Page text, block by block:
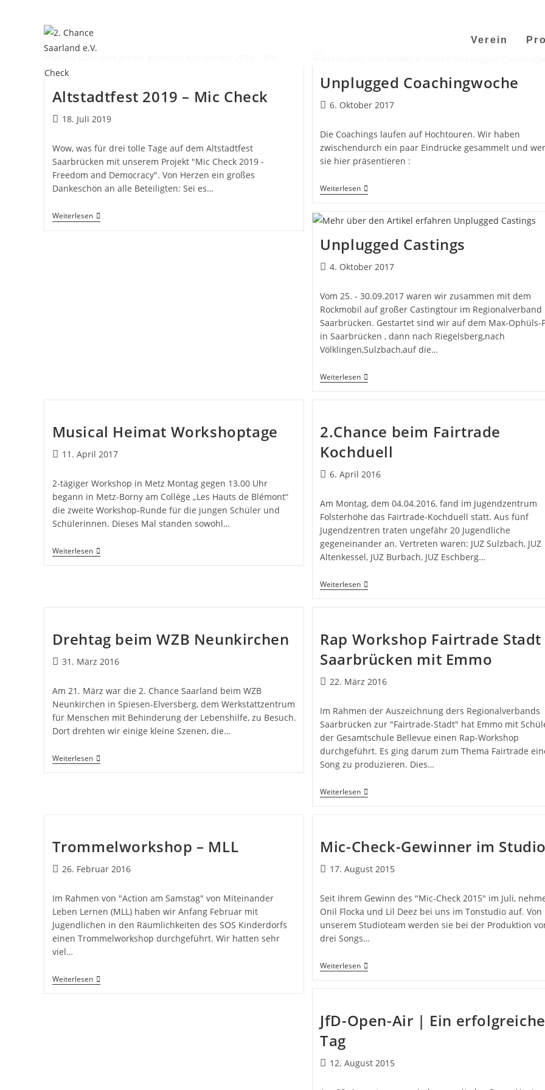
Verein
Altstadtfest 2019 – Mic Check
18. Juli 2019
Wow, was für drei tolle Tage auf dem Altstadtfest
Saarbrücken mit unserem Projekt "Mic Check 2019 -
Freedom and Democracy". Von Herzen ein großes
Dankeschön an alle Beteiligten: Sei es…
Weiterlesen
Unplugged Coachingwoche
6. Oktober 2017
Die Coachings laufen auf Hochtouren. Wir haben
zwischendurch ein paar Eindrücke gesammelt und
sie hier präsentieren :
Weiterlesen
Unplugged Castings
4. Oktober 2017
Vom 25. - 30.09.2017 waren wir zusammen mit dem
Rockmobil auf großer Castingtour im Regionalverband
Saarbrücken. Gestartet sind wir auf dem Max-Ophüls-
in Saarbrücken , dann nach Riegelsberg,nach
Völklingen,Sulzbach,auf die…
Weiterlesen
Musical Heimat Workshoptage
11. April 2017
2-tägiger Workshop in Metz Montag gegen 13.00 Uhr
begann in Metz-Borny am Collège „Les Hauts de Blémont“
die zweite Workshop-Runde für die jungen Schüler und
Schülerinnen. Dieses Mal standen sowohl…
Weiterlesen
2.Chance beim Fairtrade
Kochduell
6. April 2016
Am Montag, dem 04.04.2016, fand im Jugendzentrum
Folsterhöhe das Fairtrade-Kochduell statt. Aus fünf
Jugendzentren traten ungefähr 20 Jugendliche
gegeneinander an. Vertreten waren: JUZ Sulzbach, JUZ
Altenkessel, JUZ Burbach, JUZ Eschberg…
Weiterlesen
Drehtag beim WZB Neunkirchen
31. März 2016
Am 21. März war die 2. Chance Saarland beim WZB
Neunkirchen in Spiesen-Elversberg, dem Werkstattzentrum
für Menschen mit Behinderung der Lebenshilfe, zu Besuch.
Dort drehten wir einige kleine Szenen, die…
Weiterlesen
Rap Workshop Fairtrade Stadt
Saarbrücken mit Emmo
22. März 2016
Im Rahmen der Auszeichnung ders Regionalverbands
Saarbrücken zur "Fairtrade-Stadt" hat Emmo mit
der Gesamtschule Bellevue einen Rap-Workshop
durchgeführt. Es ging darum zum Thema Fairtrade
Song zu produzieren. Dies…
Weiterlesen
Trommelworkshop – MLL
26. Februar 2016
Im Rahmen von "Action am Samstag" von Miteinander
Leben Lernen (MLL) haben wir Anfang Februar mit
Jugendlichen in den Räumlichkeiten des SOS Kinderdorfs
einen Trommelworkshop durchgeführt. Wir hatten sehr
viel…
Weiterlesen
Mic-Check-Gewinner im Studio
17. August 2015
Seit ihrem Gewinn des "Mic-Check 2015" im Juli,
Onil Flocka und Lil Deez bei uns im Tonstudio auf. Von
unserem Studioteam werden sie bei der Produktion
drei Songs…
Weiterlesen
JfD-Open-Air | Ein
Tag
12. August 2015